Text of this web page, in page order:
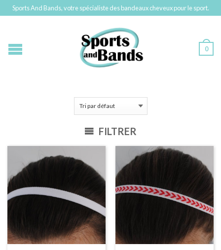
Sports And Bands, votre spécialiste des bandeaux cheveux pour le sport.
0
FILTRER